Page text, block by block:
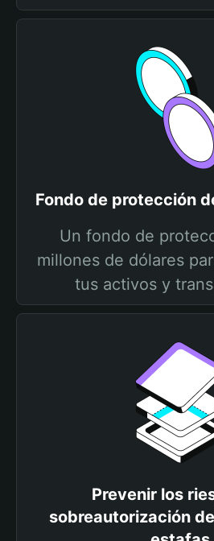
Fondo de protección
Un fondo de
millones de dólares
tus activos y
Prevenir los
sobreautorización